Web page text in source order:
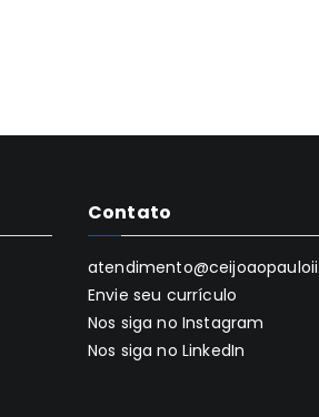
Contato
Envie seu currículo
Nos siga no Instagram
Nos siga no LinkedIn